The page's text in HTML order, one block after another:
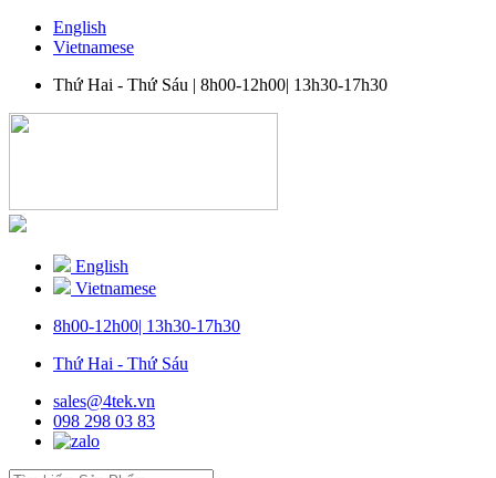
English
Vietnamese
Thứ Hai - Thứ Sáu | 8h00-12h00| 13h30-17h30
English
Vietnamese
8h00-12h00| 13h30-17h30
Thứ Hai - Thứ Sáu
sales@4tek.vn
098 298 03 83